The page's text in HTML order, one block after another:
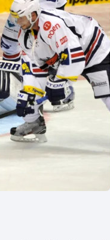
Triatlon
Veslování
Vodní slalom
Volejbal
Ostatní